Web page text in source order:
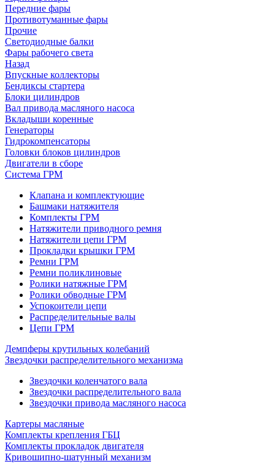
Передние фары
Противотуманные фары
Прочие
Светодиодные балки
Фары рабочего света
Назад
Впускные коллекторы
Бендиксы стартера
Блоки цилиндров
Вал привода масляного насоса
Вкладыши коренные
Генераторы
Гидрокомпенсаторы
Головки блоков цилиндров
Двигатели в сборе
Система ГРМ
Клапана и комплектующие
Башмаки натяжителя
Комплекты ГРМ
Натяжители приводного ремня
Натяжители цепи ГРМ
Прокладки крышки ГРМ
Ремни ГРМ
Ремни поликлиновые
Ролики натяжные ГРМ
Ролики обводные ГРМ
Успокоители цепи
Распределительные валы
Цепи ГРМ
Демпферы крутильных колебаний
Звездочки распределительного механизма
Звездочки коленчатого вала
Звездочки распределительного вала
Звездочки привода масляного насоса
Картеры масляные
Комплекты крепления ГБЦ
Комплекты прокладок двигателя
Кривошипно-шатунный механизм